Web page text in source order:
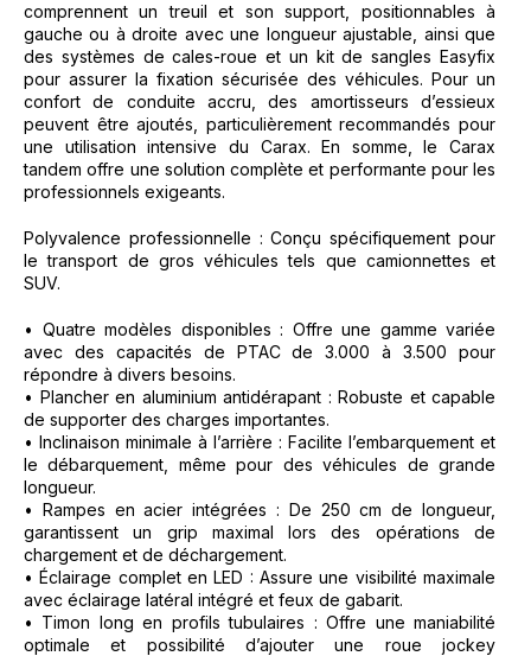
comprennent un treuil et son support, positionnables à
gauche ou à droite avec une longueur ajustable, ainsi que
des systèmes de cales-roue et un kit de sangles Easyfix
pour assurer la fixation sécurisée des véhicules. Pour un
confort de conduite accru, des amortisseurs d’essieux
peuvent être ajoutés, particulièrement recommandés pour
une utilisation intensive du Carax. En somme, le Carax
tandem offre une solution complète et performante pour les
professionnels exigeants.
Polyvalence professionnelle : Conçu spécifiquement pour
le transport de gros véhicules tels que camionnettes et
SUV.
• Quatre modèles disponibles : Offre une gamme variée
avec des capacités de PTAC de 3.000 à 3.500 pour
répondre à divers besoins.
• Plancher en aluminium antidérapant : Robuste et capable
de supporter des charges importantes.
• Inclinaison minimale à l’arrière : Facilite l’embarquement et
le débarquement, même pour des véhicules de grande
longueur.
• Rampes en acier intégrées : De 250 cm de longueur,
garantissent un grip maximal lors des opérations de
chargement et de déchargement.
• Éclairage complet en LED : Assure une visibilité maximale
avec éclairage latéral intégré et feux de gabarit.
• Timon long en profils tubulaires : Offre une maniabilité
optimale et possibilité d’ajouter une roue jockey